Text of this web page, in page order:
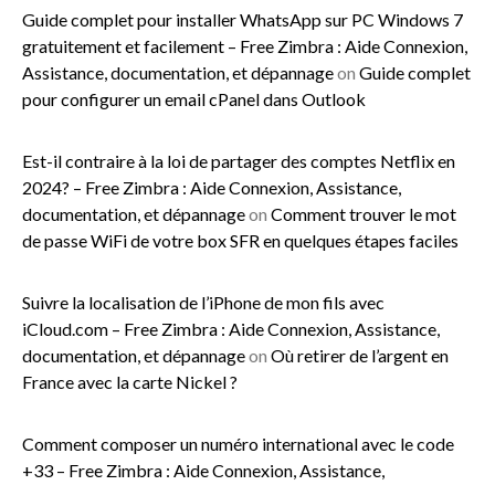
Guide complet pour installer WhatsApp sur PC Windows 7
gratuitement et facilement – Free Zimbra : Aide Connexion,
Assistance, documentation, et dépannageon Guide complet
pour configurer un email cPanel dans Outlook
Est-il contraire à la loi de partager des comptes Netflix en
2024? – Free Zimbra : Aide Connexion, Assistance,
documentation, et dépannageon Comment trouver le mot
de passe WiFi de votre box SFR en quelques étapes faciles
Suivre la localisation de l’iPhone de mon fils avec
iCloud.com – Free Zimbra : Aide Connexion, Assistance,
documentation, et dépannageon Où retirer de l’argent en
France avec la carte Nickel ?
Comment composer un numéro international avec le code
+33 – Free Zimbra : Aide Connexion, Assistance,